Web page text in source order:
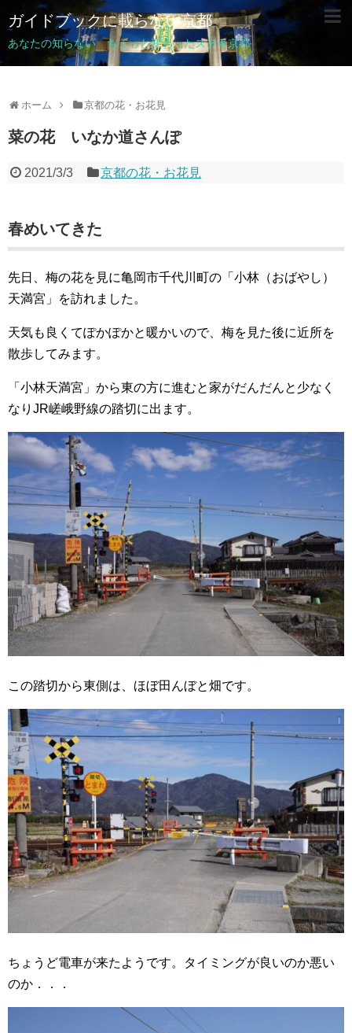
ガイドブックに載らない京都
あなたの知らない ちょっと変わったステキ京都
ホーム 京都の花・お花見
菜の花 いなか道さんぽ
2021/3/3 京都の花・お花見
春めいてきた
先日、梅の花を見に亀岡市千代川町の「小林（おばやし）
天満宮」を訪れました。
天気も良くてぽかぽかと暖かいので、梅を見た後に近所を
散歩してみます。
「小林天満宮」から東の方に進むと家がだんだんと少なく
なりJR嵯峨野線の踏切に出ます。
この踏切から東側は、ほぼ田んぼと畑です。
ちょうど電車が来たようです。タイミングが良いのか悪い
のか．．．